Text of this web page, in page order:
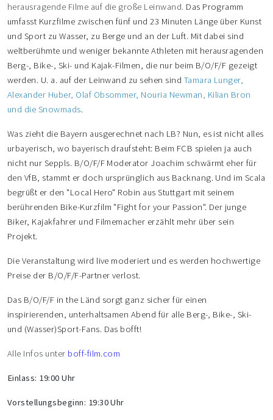
herausragende Filme auf die große Leinwand. Das Programm
umfasst Kurzfilme zwischen fünf und 23 Minuten Länge über Kunst
und Sport zu Wasser, zu Berge und an der Luft. Mit dabei sind
weltberühmte und weniger bekannte Athleten mit herausragenden
Berg-, Bike-, Ski- und Kajak-Filmen, die nur beim B/O/F/F gezeigt
werden. U. a. auf der Leinwand zu sehen sind Tamara Lunger,
Alexander Huber, Olaf Obsommer, Nouria Newman, Kilian Bron
und die Snowmads.
Was zieht die Bayern ausgerechnet nach LB? Nun, es ist nicht alles
urbayerisch, wo bayerisch draufsteht: Beim FCB spielen ja auch
nicht nur Seppls. B/O/F/F Moderator Joachim schwärmt eher für
den VfB, stammt er doch ursprünglich aus Backnang. Und im Scala
begrüßt er den "Local Hero" Robin aus Stuttgart mit seinem
berührenden Bike-Kurzfilm "Fight for your Passion". Der junge
Biker, Kajakfahrer und Filmemacher erzählt mehr über sein
Projekt.
Die Veranstaltung wird live moderiert und es werden hochwertige
Preise der B/O/F/F-Partner verlost.
Das B/O/F/F in the Länd sorgt ganz sicher für einen
inspirierenden, unterhaltsamen Abend für alle Berg-, Bike-, Ski-
und (Wasser)Sport-Fans. Das bofft!
Alle Infos unter boff-film.com
Einlass: 19:00 Uhr
Vorstellungsbeginn: 19:30 Uhr